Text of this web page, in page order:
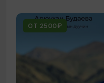
ОТ 2500₽